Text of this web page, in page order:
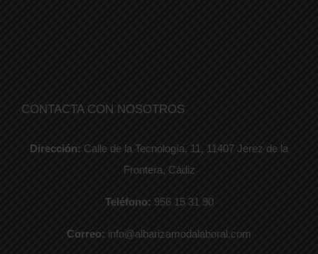
CONTACTA CON NOSOTROS
Dirección: Calle de la Tecnología, 11, 11407 Jerez de la
Frontera, Cádiz
Teléfono: 956 15 31 90
Correo: info@albarizamodalaboral.com